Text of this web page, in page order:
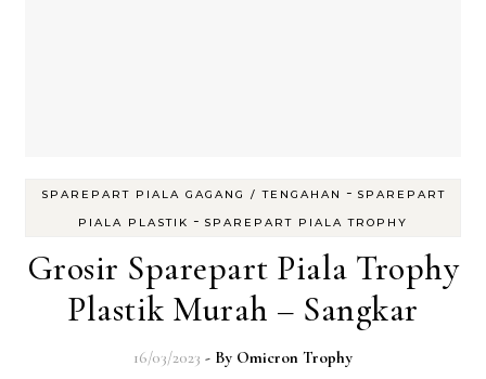
SPAREPART PIALA GAGANG / TENGAHAN - SPAREPART
PIALA PLASTIK - SPAREPART PIALA TROPHY
Grosir Sparepart Piala Trophy
Plastik Murah – Sangkar
16/03/2023 - By Omicron Trophy